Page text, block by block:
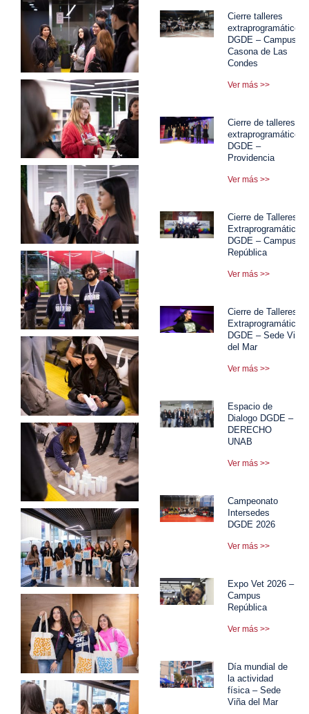
Cierre talleres
extraprogramáticos
DGDE – Campus
Casona de Las
Condes
Ver más >>
Cierre de talleres
extraprogramáticos
DGDE –
Providencia
Ver más >>
Cierre de Talleres
Extraprogramáticos
DGDE – Campus
República
Ver más >>
Cierre de Talleres
Extraprogramáticos
DGDE – Sede Viña
del Mar
Ver más >>
Espacio de
Dialogo DGDE –
DERECHO
UNAB
Ver más >>
Campeonato
Intersedes
DGDE 2026
Ver más >>
Expo Vet 2026 –
Campus
República
Ver más >>
Día mundial de
la actividad
física – Sede
Viña del Mar